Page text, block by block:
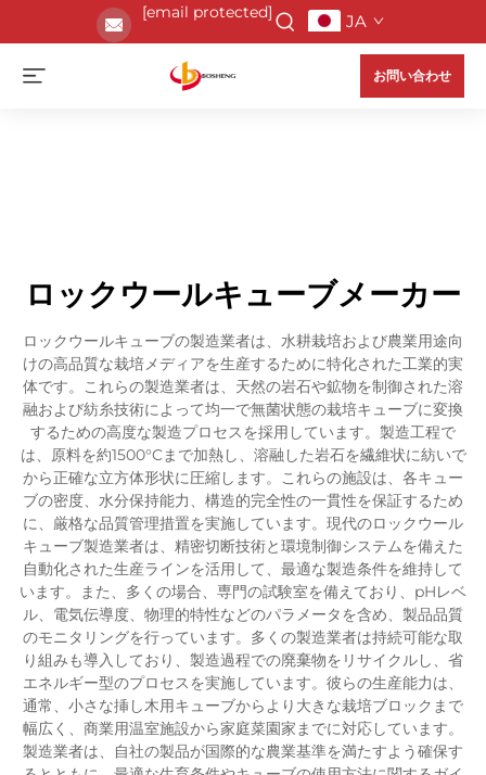
[email protected] JA
お問い合わせ
ロックウールキューブメーカー
ロックウールキューブの製造業者は、水耕栽培および農業用途向
けの高品質な栽培メディアを生産するために特化された工業的実
体です。これらの製造業者は、天然の岩石や鉱物を制御された溶
融および紡糸技術によって均一で無菌状態の栽培キューブに変換
するための高度な製造プロセスを採用しています。製造工程で
は、原料を約1500°Cまで加熱し、溶融した岩石を繊維状に紡いで
から正確な立方体形状に圧縮します。これらの施設は、各キュー
ブの密度、水分保持能力、構造的完全性の一貫性を保証するため
に、厳格な品質管理措置を実施しています。現代のロックウール
キューブ製造業者は、精密切断技術と環境制御システムを備えた
自動化された生産ラインを活用して、最適な製造条件を維持して
います。また、多くの場合、専門の試験室を備えており、pHレベ
ル、電気伝導度、物理的特性などのパラメータを含め、製品品質
のモニタリングを行っています。多くの製造業者は持続可能な取
り組みも導入しており、製造過程での廃棄物をリサイクルし、省
エネルギー型のプロセスを実施しています。彼らの生産能力は、
通常、小さな挿し木用キューブからより大きな栽培ブロックまで
幅広く、商業用温室施設から家庭菜園家までに対応しています。
製造業者は、自社の製品が国際的な農業基準を満たすよう確保す